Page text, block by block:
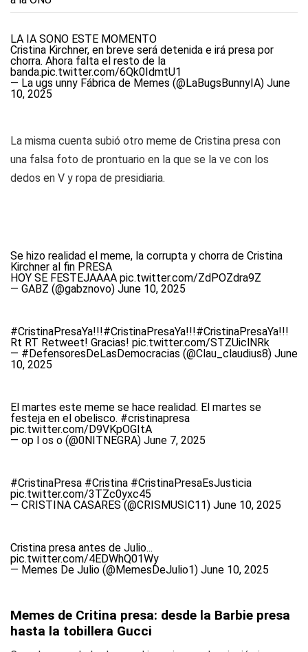
LA IA SOÑÓ ESTE MOMENTO
Cristina Kirchner, en breve será detenida e irá presa por
chorra. Ahora falta el resto de la
banda.pic.twitter.com/6Qk0IdmtU1
— La ugs unny Fábrica de Memes (@LaBugsBunnyIA) June
10, 2025
La misma cuenta subió otro meme de Cristina presa con
una falsa foto de prontuario en la que se la ve con los
dedos en V y ropa de presidiaria.
Se hizo realidad el meme, la corrupta y chorra de Cristina
Kirchner al fin PRESA
HOY SE FESTEJAAAA pic.twitter.com/ZdPOZdra9Z
— GABZ (@gabznovo) June 10, 2025
#CristinaPresaYa!!!#CristinaPresaYa!!!#CristinaPresaYa!!!
Rt RT Retweet! Gracias! pic.twitter.com/STZUiclNRk
— #DefensoresDeLasDemocracias (@Clau_claudius8) June
10, 2025
El martes este meme se hace realidad. El martes se
festeja en el obelisco. #cristinapresa
pic.twitter.com/D9VKpOGItA
— op l os o (@0NITNEGRA) June 7, 2025
#CristinaPresa #Cristina #CristinaPresaEsJusticia
pic.twitter.com/3TZc0yxc45
— CRISTINA CASARES (@CRISMUSIC11) June 10, 2025
Cristina presa antes de Julio...
pic.twitter.com/4EDWhQ01Wy
— Memes De Julio (@MemesDeJulio1) June 10, 2025
Memes de Critina presa: desde la Barbie presa
hasta la tobillera Gucci